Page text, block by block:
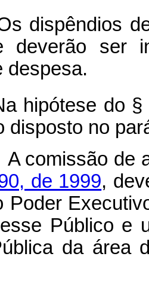
dispêndios
deverão ser
despesa.
hipótese do §
disposto no
comissão de
de 1999,
Poder
Público e
da área